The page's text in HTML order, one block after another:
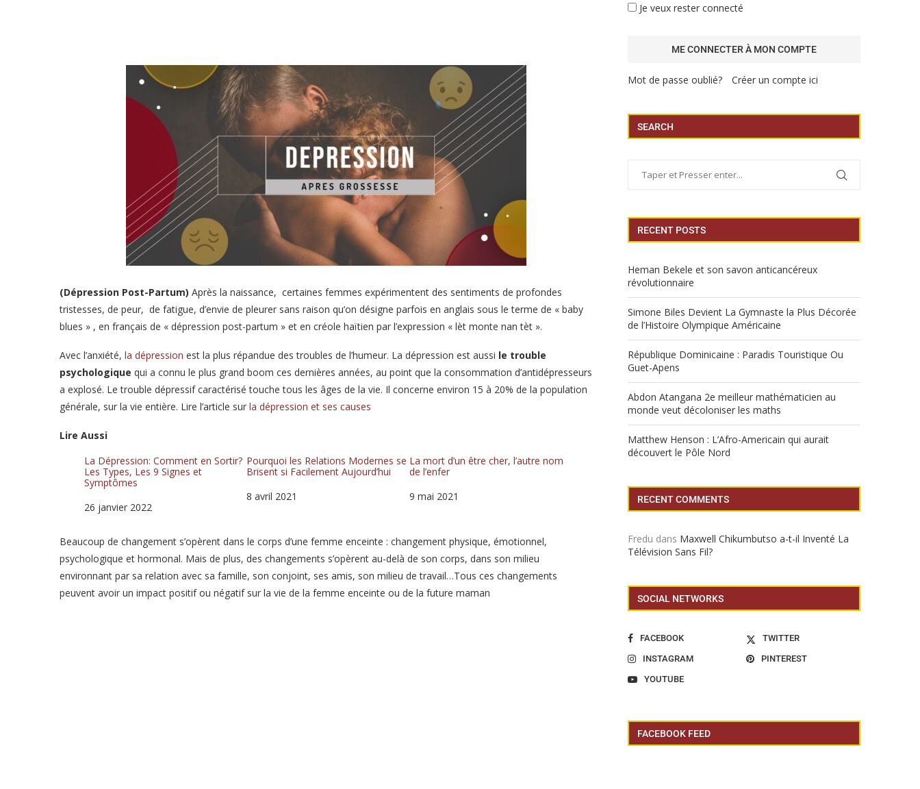
(Dépression Post-Partum) Après la naissance, certaines femmes expérimentent des sentiments de profondes
tristesses, de peur, de fatigue, d’envie de pleurer sans raison qu’on désigne parfois en anglais sous le terme de « baby
blues » , en français de « dépression post-partum » et en créole haïtien par l’expression « lèt monte nan tèt ».
Avec l’anxiété, la dépression est la plus répandue des troubles de l’humeur. La dépression est aussi le trouble
psychologique qui a connu le plus grand boom ces dernières années, au point que la consommation d’antidépresseurs
a explosé. Le trouble dépressif caractérisé touche tous les âges de la vie. Il concerne environ 15 à 20% de la population
générale, sur la vie entière. Lire l’article sur la dépression et ses causes
Lire Aussi
La Dépression: Comment en Sortir?
Les Types, Les 9 Signes et
Symptômes
Date
26 janvier 2022
Pourquoi les Relations Modernes se
Brisent si Facilement Aujourd’hui
Date
8 avril 2021
La mort d’un être cher, l’autre nom
de l’enfer
Date
9 mai 2021
Beaucoup de changement s’opèrent dans le corps d’une femme enceinte : changement physique, émotionnel,
psychologique et hormonal. Mais de plus, des changements s’opèrent au-delà de son corps, dans son milieu
environnant par sa relation avec sa famille, son conjoint, ses amis, son milieu de travail…Tous ces changements
peuvent avoir un impact positif ou négatif sur la vie de la femme enceinte ou de la future maman
Je veux rester connecté
Mot de passe oublié? Créer un compte ici
SEARCH
RECENT POSTS
Heman Bekele et son savon anticancéreux
révolutionnaire
Simone Biles Devient La Gymnaste la Plus Décorée
de l’Histoire Olympique Américaine
République Dominicaine : Paradis Touristique Ou
Guet-Apens
Abdon Atangana 2e meilleur mathématicien au
monde veut décoloniser les maths
Matthew Henson : L’Afro-Americain qui aurait
découvert le Pôle Nord
RECENT COMMENTS
Fredu dans Maxwell Chikumbutso a-t-il Inventé La
Télévision Sans Fil?
SOCIAL NETWORKS
FACEBOOK
TWITTER
INSTAGRAM
PINTEREST
YOUTUBE
FACEBOOK FEED